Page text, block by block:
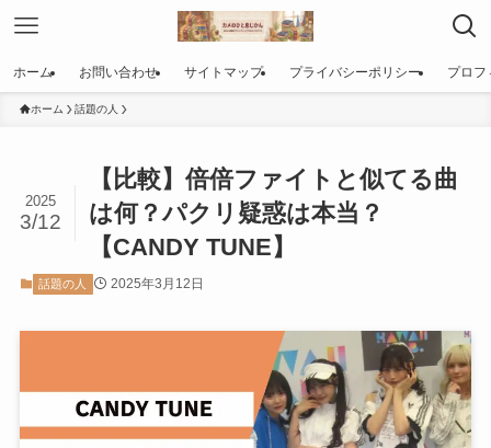
ホーム お問い合わせ サイトマップ プライバシーポリシー プロフ
ホーム 話題の人
【比較】倍倍ファイトと似てる曲
は何？パクリ疑惑は本当？
【CANDY TUNE】
2025
3/12
話題の人 2025年3月12日